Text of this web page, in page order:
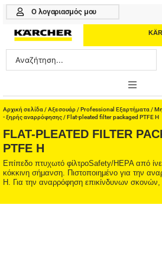
Μετάβαση
περιεχόμενο
Ο λογαριασμός μου
Search
...
ONLINE SHOP
HOME & GARDEN
PROFESSIONAL
ΑΞΕΣΟΥΑΡ
Αρχική σελίδα /Αξεσουάρ/Professional Εξαρτήματα /
- ξηρής αναρρόφησης/ Flat-pleated filter packaged PTFE H
FLAT-PLEATED FILTER
PTFE H
Επίπεδο πτυχωτό φίλτροSafety/HEPA από
κόκκινη σήμανση. Πιστοποιημένο για την
H. Για την αναρρόφηση επικίνδυνων